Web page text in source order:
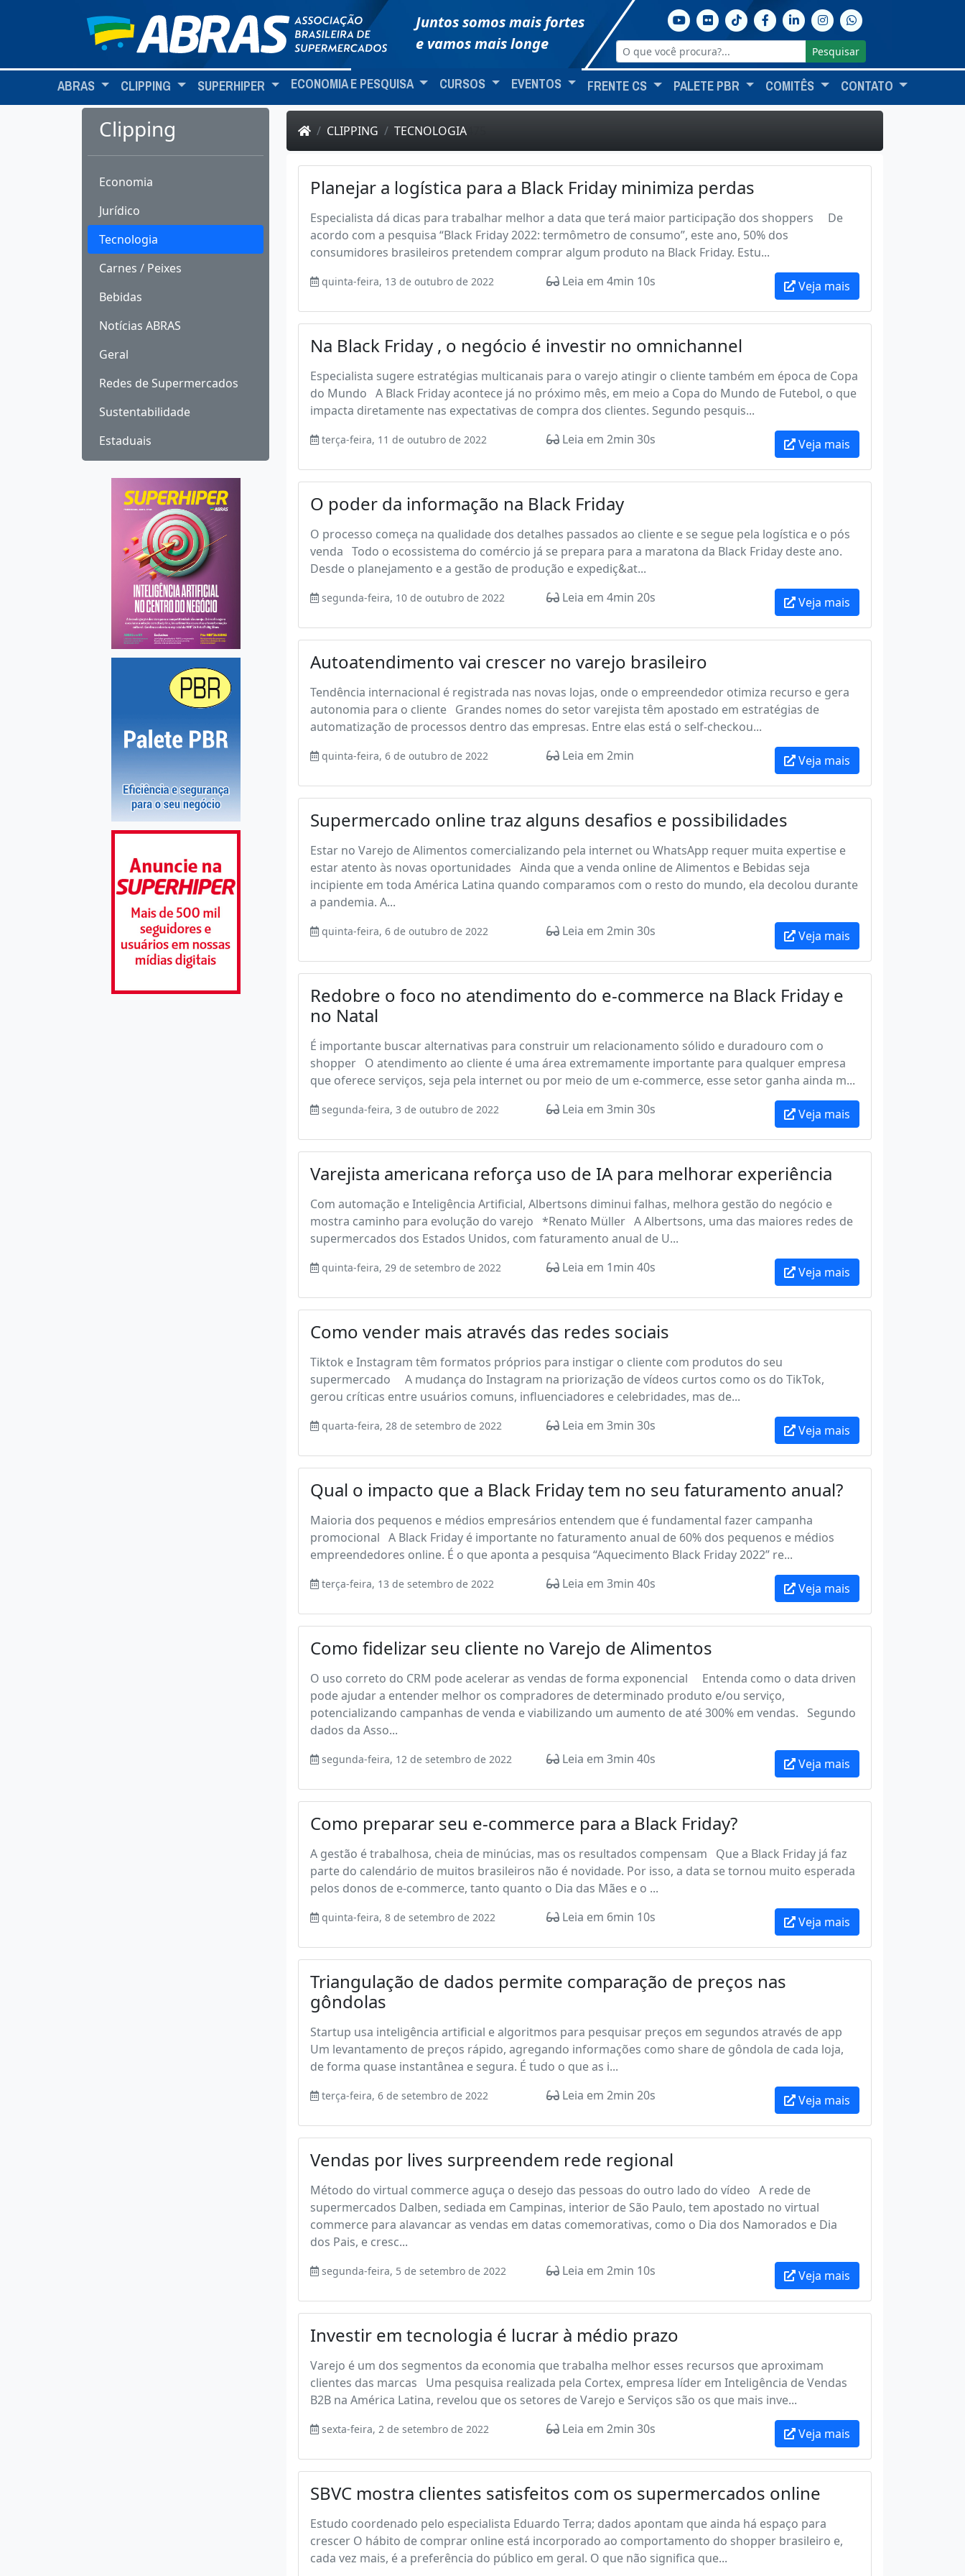
Juntos somos mais fortes
e vamos mais longe
Pesquisar
ABRAS CLIPPING SUPERHIPER ECONOMIA E PESQUISA CURSOS EVENTOS FRENTE CS PALETE PBR COMITÊS CONTATO
Clipping
Economia
Jurídico
Tecnologia
Carnes / Peixes
Bebidas
Notícias ABRAS
Geral
Redes de Supermercados
Sustentabilidade
Estaduais
CLIPPING TECNOLOGIA
Planejar a logística para a Black Friday minimiza perdas
Especialista dá dicas para trabalhar melhor a data que terá maior participação dos shoppers De
acordo com a pesquisa “Black Friday 2022: termômetro de consumo”, este ano, 50% dos
consumidores brasileiros pretendem comprar algum produto na Black Friday. Estu...
quinta-feira, 13 de outubro de 2022 Leia em 4min 10s Veja mais
Na Black Friday , o negócio é investir no omnichannel
Especialista sugere estratégias multicanais para o varejo atingir o cliente também em época de Copa
do Mundo A Black Friday acontece já no próximo mês, em meio a Copa do Mundo de Futebol, o que
impacta diretamente nas expectativas de compra dos clientes. Segundo pesquis...
terça-feira, 11 de outubro de 2022 Leia em 2min 30s Veja mais
O poder da informação na Black Friday
O processo começa na qualidade dos detalhes passados ao cliente e se segue pela logística e o pós
venda Todo o ecossistema do comércio já se prepara para a maratona da Black Friday deste ano.
Desde o planejamento e a gestão de produção e expediç&at...
segunda-feira, 10 de outubro de 2022 Leia em 4min 20s Veja mais
Autoatendimento vai crescer no varejo brasileiro
Tendência internacional é registrada nas novas lojas, onde o empreendedor otimiza recurso e gera
autonomia para o cliente Grandes nomes do setor varejista têm apostado em estratégias de
automatização de processos dentro das empresas. Entre elas está o self-checkou...
quinta-feira, 6 de outubro de 2022 Leia em 2min Veja mais
Supermercado online traz alguns desafios e possibilidades
Estar no Varejo de Alimentos comercializando pela internet ou WhatsApp requer muita expertise e
estar atento às novas oportunidades Ainda que a venda online de Alimentos e Bebidas seja
incipiente em toda América Latina quando comparamos com o resto do mundo, ela decolou durante
a pandemia. A...
quinta-feira, 6 de outubro de 2022 Leia em 2min 30s Veja mais
Redobre o foco no atendimento do e-commerce na Black Friday e
no Natal
É importante buscar alternativas para construir um relacionamento sólido e duradouro com o
shopper O atendimento ao cliente é uma área extremamente importante para qualquer empresa
que oferece serviços, seja pela internet ou por meio de um e-commerce, esse setor ganha ainda m...
segunda-feira, 3 de outubro de 2022 Leia em 3min 30s Veja mais
Varejista americana reforça uso de IA para melhorar experiência
Com automação e Inteligência Artificial, Albertsons diminui falhas, melhora gestão do negócio e
mostra caminho para evolução do varejo *Renato Müller A Albertsons, uma das maiores redes de
supermercados dos Estados Unidos, com faturamento anual de U...
quinta-feira, 29 de setembro de 2022 Leia em 1min 40s Veja mais
Como vender mais através das redes sociais
Tiktok e Instagram têm formatos próprios para instigar o cliente com produtos do seu
supermercado A mudança do Instagram na priorização de vídeos curtos como os do TikTok,
gerou críticas entre usuários comuns, influenciadores e celebridades, mas de...
quarta-feira, 28 de setembro de 2022 Leia em 3min 30s Veja mais
Qual o impacto que a Black Friday tem no seu faturamento anual?
Maioria dos pequenos e médios empresários entendem que é fundamental fazer campanha
promocional A Black Friday é importante no faturamento anual de 60% dos pequenos e médios
empreendedores online. É o que aponta a pesquisa “Aquecimento Black Friday 2022” re...
terça-feira, 13 de setembro de 2022 Leia em 3min 40s Veja mais
Como fidelizar seu cliente no Varejo de Alimentos
O uso correto do CRM pode acelerar as vendas de forma exponencial Entenda como o data driven
pode ajudar a entender melhor os compradores de determinado produto e/ou serviço,
potencializando campanhas de venda e viabilizando um aumento de até 300% em vendas. Segundo
dados da Asso...
segunda-feira, 12 de setembro de 2022 Leia em 3min 40s Veja mais
Como preparar seu e-commerce para a Black Friday?
A gestão é trabalhosa, cheia de minúcias, mas os resultados compensam Que a Black Friday já faz
parte do calendário de muitos brasileiros não é novidade. Por isso, a data se tornou muito esperada
pelos donos de e-commerce, tanto quanto o Dia das Mães e o ...
quinta-feira, 8 de setembro de 2022 Leia em 6min 10s Veja mais
Triangulação de dados permite comparação de preços nas
gôndolas
Startup usa inteligência artificial e algoritmos para pesquisar preços em segundos através de app
Um levantamento de preços rápido, agregando informações como share de gôndola de cada loja,
de forma quase instantânea e segura. É tudo o que as i...
terça-feira, 6 de setembro de 2022 Leia em 2min 20s Veja mais
Vendas por lives surpreendem rede regional
Método do virtual commerce aguça o desejo das pessoas do outro lado do vídeo A rede de
supermercados Dalben, sediada em Campinas, interior de São Paulo, tem apostado no virtual
commerce para alavancar as vendas em datas comemorativas, como o Dia dos Namorados e Dia
dos Pais, e cresc...
segunda-feira, 5 de setembro de 2022 Leia em 2min 10s Veja mais
Investir em tecnologia é lucrar à médio prazo
Varejo é um dos segmentos da economia que trabalha melhor esses recursos que aproximam
clientes das marcas Uma pesquisa realizada pela Cortex, empresa líder em Inteligência de Vendas
B2B na América Latina, revelou que os setores de Varejo e Serviços são os que mais inve...
sexta-feira, 2 de setembro de 2022 Leia em 2min 30s Veja mais
SBVC mostra clientes satisfeitos com os supermercados online
Estudo coordenado pelo especialista Eduardo Terra; dados apontam que ainda há espaço para
crescer O hábito de comprar online está incorporado ao comportamento do shopper brasileiro e,
cada vez mais, é a preferência do público em geral. O que não significa que...